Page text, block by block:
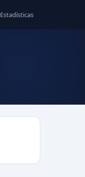
Estadísticas